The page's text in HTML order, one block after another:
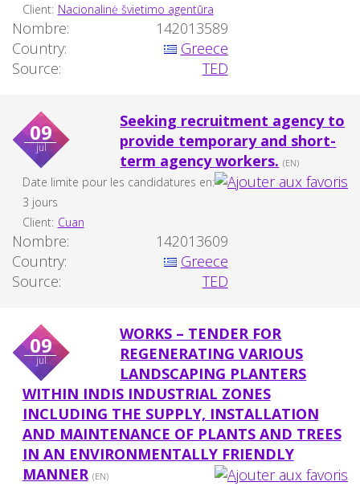
Client: Nacionalinė švietimo agentūra
Nombre:
142013589
Country:
Greece
Source:
TED
09
jul
Seeking recruitment agency to
provide temporary and short-
term agency workers. (EN)
Date limite pour les candidatures en:
3 jours
Client: Cuan
Nombre:
142013609
Country:
Greece
Source:
TED
09
jul
WORKS – TENDER FOR
REGENERATING VARIOUS
LANDSCAPING PLANTERS
WITHIN INDIS INDUSTRIAL ZONES
INCLUDING THE SUPPLY, INSTALLATION
AND MAINTENANCE OF PLANTS AND TREES
IN AN ENVIRONMENTALLY FRIENDLY
MANNER (EN)